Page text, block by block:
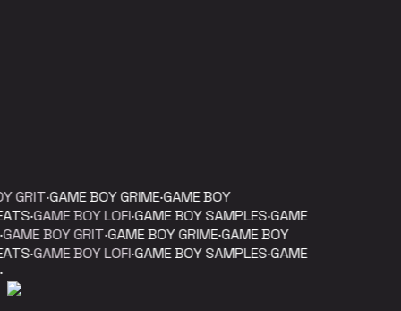
GRIT·GAME BOY GRIME·GAME BOY
·GAME BOY LOFI·GAME BOY SAMPLES·GAME
BOY GRIT·GAME BOY GRIME·GAME BOY
·GAME BOY LOFI·GAME BOY SAMPLES·GAME